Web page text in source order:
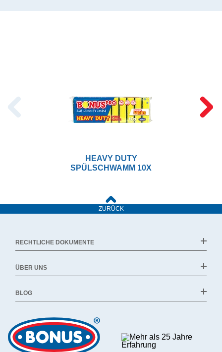
HEAVY DUTY
SPÜLSCHWAMM 10X
ZURÜCK
RECHTLICHE DOKUMENTE
ÜBER UNS
BLOG